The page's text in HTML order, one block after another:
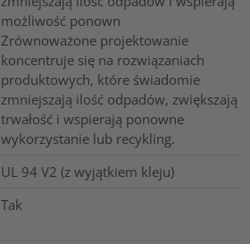
możliwość ponown
Zrównoważone projektowanie
koncentruje się na rozwiązaniach
produktowych, które świadomie
zmniejszają ilość odpadów, zwiększają
trwałość i wspierają ponowne
wykorzystanie lub recykling.
UL 94 V2 (z wyjątkiem kleju)
Tak